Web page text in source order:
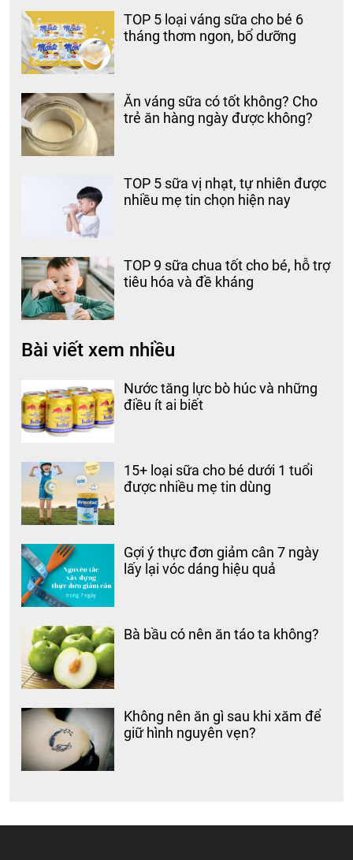
TOP 5 loại váng sữa cho bé 6
tháng thơm ngon, bổ dưỡng
Ăn váng sữa có tốt không? Cho
trẻ ăn hàng ngày được không?
TOP 5 sữa vị nhạt, tự nhiên được
nhiều mẹ tin chọn hiện nay
TOP 9 sữa chua tốt cho bé, hỗ trợ
tiêu hóa và đề kháng
Bài viết xem nhiều
Nước tăng lực bò húc và những
điều ít ai biết
15+ loại sữa cho bé dưới 1 tuổi
được nhiều mẹ tin dùng
Gợi ý thực đơn giảm cân 7 ngày
lấy lại vóc dáng hiệu quả
Bà bầu có nên ăn táo ta không?
Không nên ăn gì sau khi xăm để
giữ hình nguyên vẹn?